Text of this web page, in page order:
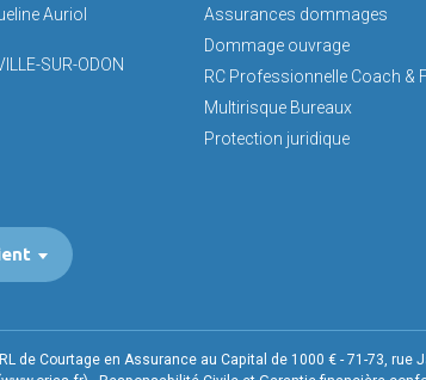
Auriol
SUR-ODON
Assurances dommages
Dommage ouvrage
RC Professionnelle Coach &
Multirisque Bureaux
Protection juridique
de Courtage en Assurance au Capital de 1000 € - 71-73,